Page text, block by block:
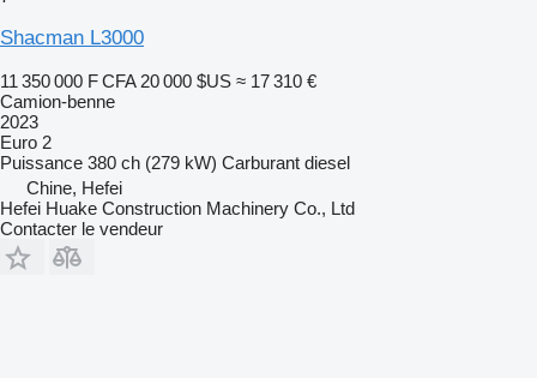
Shacman L3000
11 350 000 F CFA 20 000 $US ≈ 17 310 €
Camion-benne
2023
Euro 2
Puissance 380 ch (279 kW) Carburant diesel
Chine, Hefei
Hefei Huake Construction Machinery Co., Ltd
Contacter le vendeur